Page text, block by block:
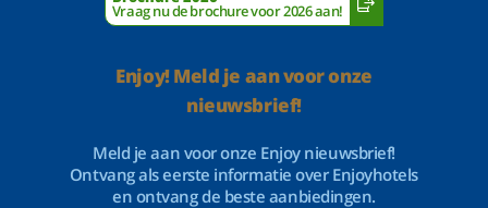
Vraag nu de brochure voor 2026 aan!
Enjoy! Meld je aan voor onze
nieuwsbrief!
Meld je aan voor onze Enjoy nieuwsbrief!
Ontvang als eerste informatie over Enjoyhotels
en ontvang de beste aanbiedingen.